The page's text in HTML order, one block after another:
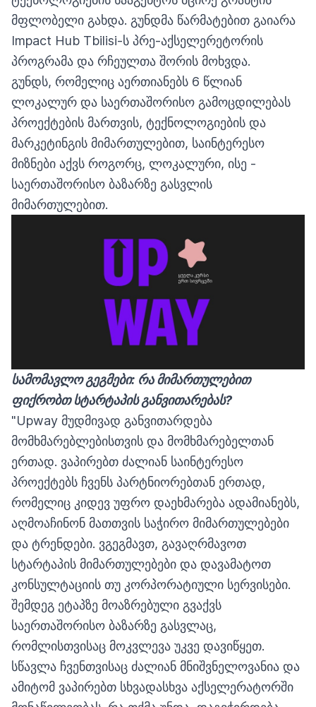
მფლობელი გახდა. გუნდმა წარმატებით გაიარა
Impact Hub Tbilisi-ს პრე-აქსელერეტორის
პროგრამა და რჩეულთა შორის მოხვდა.
გუნდს, რომელიც აერთიანებს 6 წლიან
ლოკალურ და საერთაშორისო გამოცდილებას
პროექტების მართვის, ტექნოლოგიების და
მარკეტინგის მიმართულებით, საინტერესო
მიზნები აქვს როგორც, ლოკალური, ისე -
საერთაშორისო ბაზარზე გასვლის
მიმართულებით.
სამომავლო გეგმები: რა მიმართულებით
ფიქრობთ სტარტაპის განვითარებას?
"Upway მუდმივად განვითარდება
მომხმარებლებისთვის და მომხმარებელთან
ერთად. ვაპირებთ ძალიან საინტერესო
პროექტებს ჩვენს პარტნიორებთან ერთად,
რომელიც კიდევ უფრო დაეხმარება ადამიანებს,
აღმოაჩინონ მათთვის საჭირო მიმართულებები
და ტრენდები. ვგეგმავთ, გავაღრმავოთ
სტარტაპის მიმართულებები და დავამატოთ
კონსულტაციის თუ კორპორატიული სერვისები.
შემდეგ ეტაპზე მოაზრებული გვაქვს
საერთაშორისო ბაზარზე გასვლაც,
რომლისთვისაც მოკვლევა უკვე დავიწყეთ.
სწავლა ჩვენთვისაც ძალიან მნიშვნელოვანია და
ამიტომ ვაპირებთ სხვადასხვა აქსელერატორში